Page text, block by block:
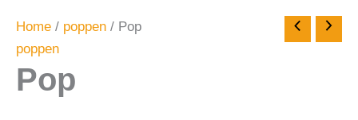
Home / poppen / Pop
poppen
Pop